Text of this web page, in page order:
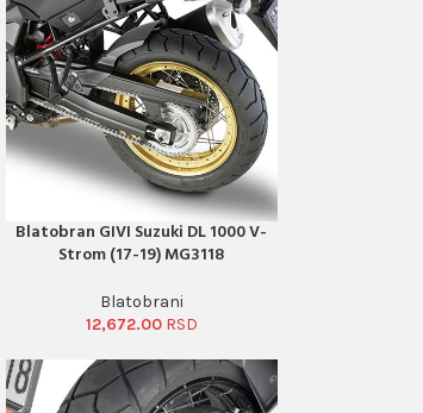
PORUČI ODMAH
Blatobran GIVI Suzuki DL 1000 V-
Strom (17-19) MG3118
Blatobrani
12,672.00